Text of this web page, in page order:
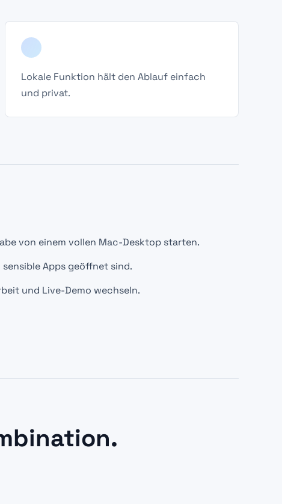
Lokale Funktion hält den Ablauf einfach
und privat.
von einem vollen Mac-Desktop starten.
Apps geöffnet sind.
und Live-Demo wechseln.